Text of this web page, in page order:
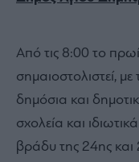
Από τις 8:00 το
σημαιοστολιστεί, με
δημόσια και
σχολεία και
βράδυ της 24ης